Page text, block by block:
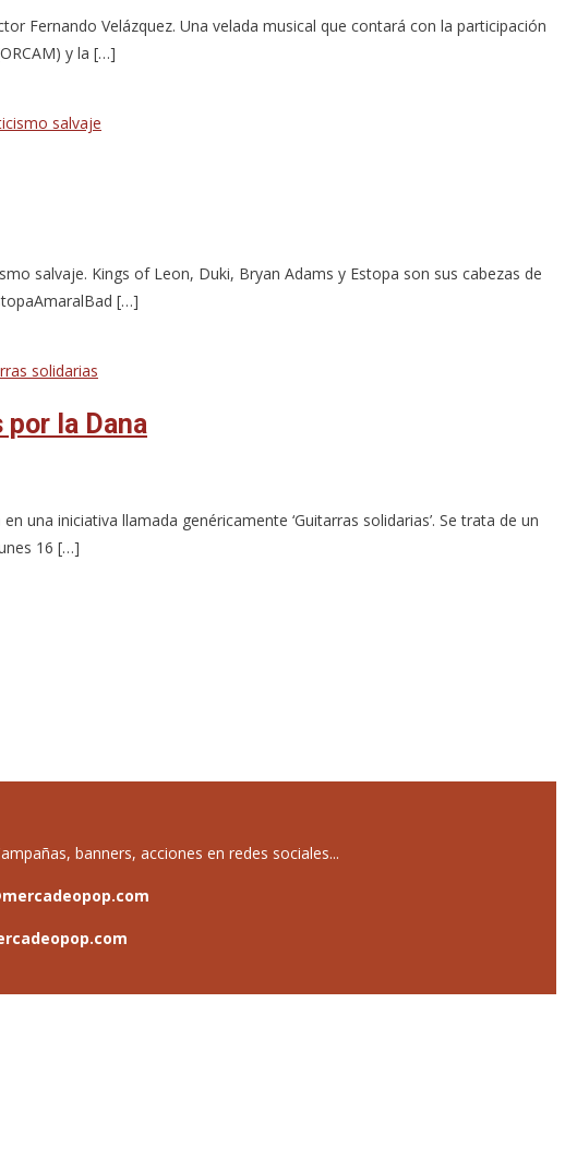
Fernando Velázquez. Una velada musical que contará con la participación
y la […]
salvaje. Kings of Leon, Duki, Bryan Adams y Estopa son sus cabezas de
[…]
la Dana
iniciativa llamada genéricamente ‘Guitarras solidarias’. Se trata de un
16 […]
banners, acciones en redes sociales...